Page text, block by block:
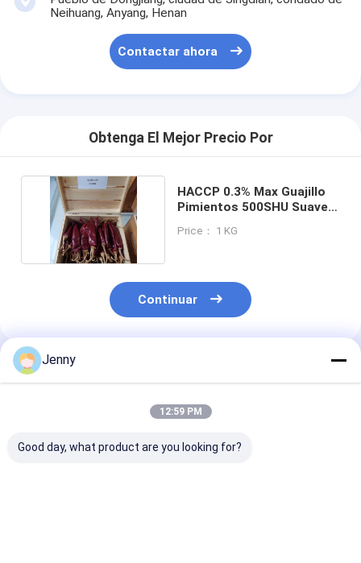
Neihuang, Anyang, Henan
Contactar ahora
Obtenga El Mejor Precio Por
HACCP 0.3% Max Guajillo
Pimientos 500SHU Suave y
Price： 1 KG
Continuar
Productos Recomendados
Jenny
12:59 PM
Good day, what product are you looking for?